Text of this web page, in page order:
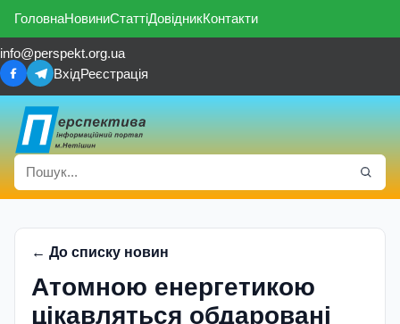
ГоловнаНовиниСтаттіДовідникКонтакти
info@perspekt.org.ua
ВхідРеєстрація
← До списку новин
Атомною енергетикою
цiкавляться обдарованi